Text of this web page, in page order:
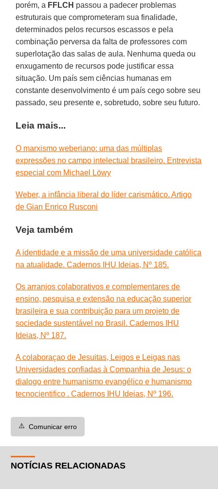
porém, a FFLCH passou a padecer problemas
estruturais que comprometeram sua finalidade,
determinados pelos recursos escassos e pela
combinação perversa da falta de professores com
superlotação das salas de aula. Nenhuma queda ou
enxugamento de recursos pode justificar essa
situação. Um país sem ciências humanas em
constante desenvolvimento é um país cego sobre seu
passado, seu presente e, sobretudo, sobre seu futuro.
Leia mais...
O marxismo weberiano: uma das múltiplas
expressões no campo intelectual brasileiro. Entrevista
especial com Michael Löwy
Weber, a infância liberal do líder carismático. Artigo
de Gian Enrico Rusconi
Veja também
A identidade e a missão de uma universidade católica
na atualidade. Cadernos IHU Ideias, Nº 185.
Os arranjos colaborativos e complementares de
ensino, pesquisa e extensão na educação superior
brasileira e sua contribuição para um projeto de
sociedade sustentável no Brasil. Cadernos IHU
Ideias, Nº 187.
A colaboraçao de Jesuitas, Leigos e Leigas nas
Universidades confiadas à Companhia de Jesus: o
dialogo entre humanismo evangélico e humanismo
tecnocientifico . Cadernos IHU Ideias, Nº 196.
⚠️ Comunicar erro
NOTÍCIAS RELACIONADAS